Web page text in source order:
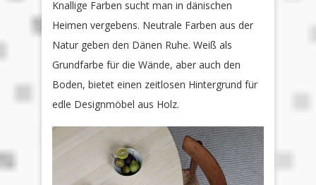
Knallige Farben sucht man in dänischen
Heimen vergebens. Neutrale Farben aus der
Natur geben den Dänen Ruhe. Weiß als
Grundfarbe für die Wände, aber auch den
Boden, bietet einen zeitlosen Hintergrund für
edle Designmöbel aus Holz.